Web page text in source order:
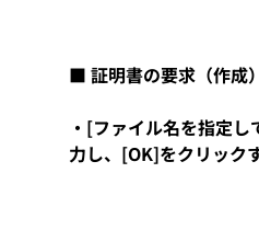
■ 証明書の要求（作成
・[ファイル名を指定
力し、[OK]をクリック